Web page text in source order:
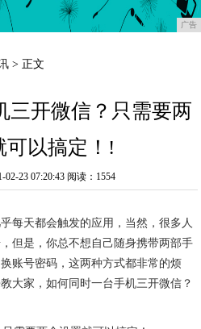
广告
> 正文
三开微信？只需要两
可以搞定！!
02-23 07:20:43 阅读：1554
每天都会触发的应用，当然，很多人
但是，你总不想自己随身携带两部手
账号密码，这两种方式都非常的烦
大家，如何同时一台手机三开微信？